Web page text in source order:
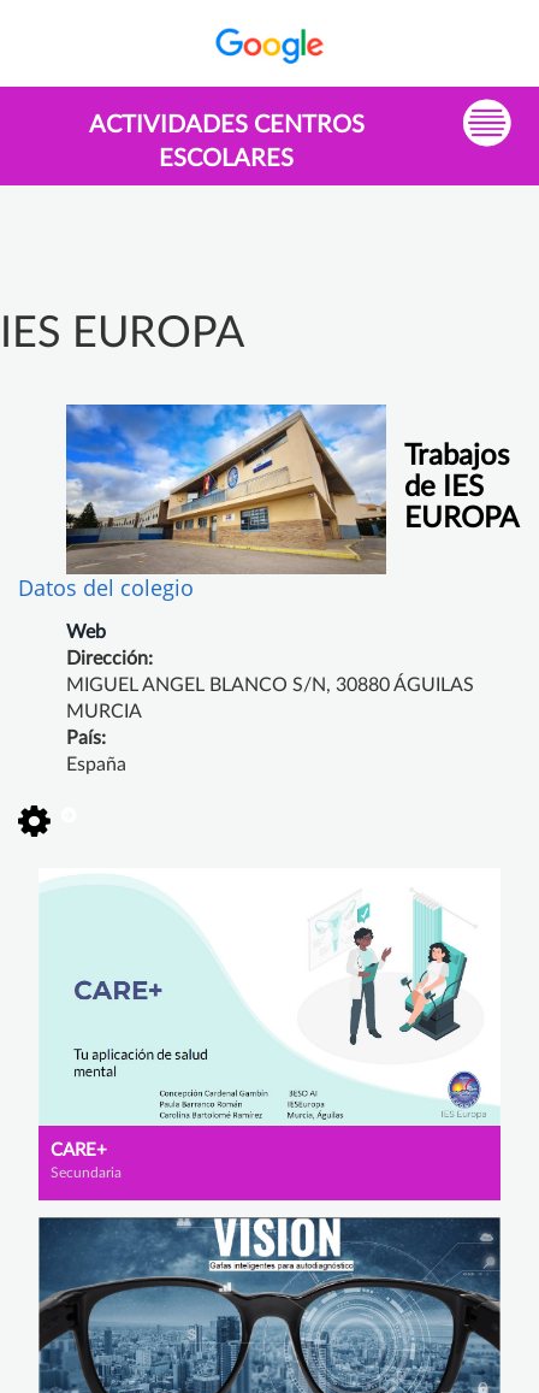
ACTIVIDADES CENTROS
ESCOLARES
IES EUROPA
Datos del colegio
Web
Dirección:
MIGUEL ANGEL BLANCO S/N, 30880 ÁGUILAS
MURCIA
País:
España
Trabajos
de IES
EUROPA
CARE+
Secundaria